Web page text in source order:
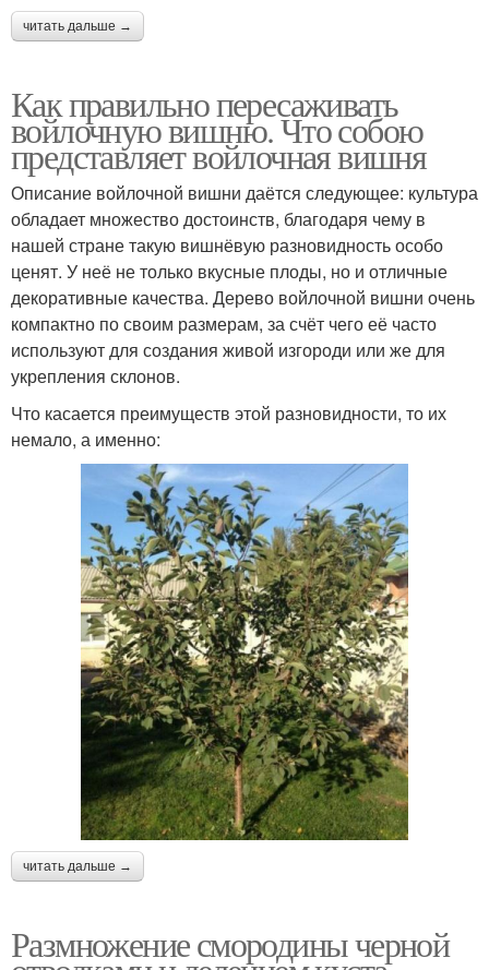
читать дальше →
Как правильно пересаживать
войлочную вишню. Что собою
представляет войлочная вишня
Описание войлочной вишни даётся следующее: культура
обладает множество достоинств, благодаря чему в
нашей стране такую вишнёвую разновидность особо
ценят. У неё не только вкусные плоды, но и отличные
декоративные качества. Дерево войлочной вишни очень
компактно по своим размерам, за счёт чего её часто
используют для создания живой изгороди или же для
укрепления склонов.
Что касается преимуществ этой разновидности, то их
немало, а именно:
читать дальше →
Размножение смородины черной